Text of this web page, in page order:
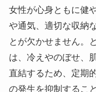
女性が心身ともに健
や通気、適切な収納
とが欠かせません。
は、冷えやのぼせ、
直結するため、定期
の発生を抑制するこ